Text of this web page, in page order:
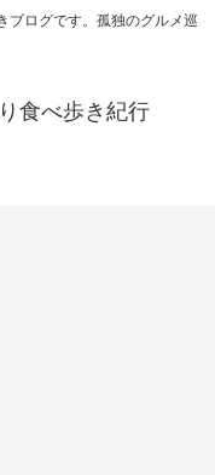
ブログです。孤独のグルメ巡
食べ歩き紀行